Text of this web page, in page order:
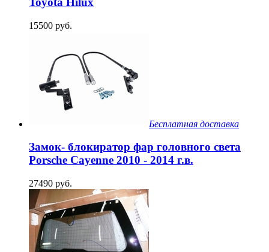
15500 руб.
Бесплатная доставка
Замок- блокиратор фар головного света
Porsche Cayenne 2010 - 2014 г.в.
27490 руб.